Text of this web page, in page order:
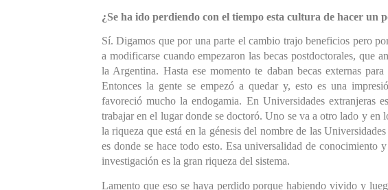
¿Se ha ido perdiendo con el tiempo esta cultura de hacer un
Sí. Digamos que por una parte el cambio trajo beneficios pero
a modificarse cuando empezaron las becas postdoctorales, que
la Argentina. Hasta ese momento te daban becas externas
Entonces la gente se empezó a quedar y, esto es una
favoreció mucho la endogamia. En Universidades extranjeras
trabajar en el lugar donde se doctoró. Uno se va a otro lado y en
la riqueza que está en la génesis del nombre de las
es donde se hace todo esto. Esa universalidad de conocimiento
investigación es la gran riqueza del sistema.
Lamento que eso se haya perdido porque habiendo vivido y